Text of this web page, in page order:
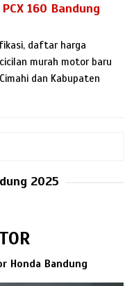
160 Bandung
daftar harga
murah motor baru
dan Kabupaten
2025
Honda Bandung